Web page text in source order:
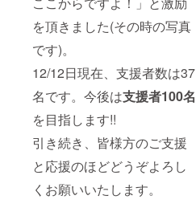
を頂きました(その時の写真
です)。
12/12日現在、支援者数は37
名です。今後は支援者100名
を目指します!!
引き続き、皆様方のご支援
と応援のほどどうぞよろし
くお願いいたします。